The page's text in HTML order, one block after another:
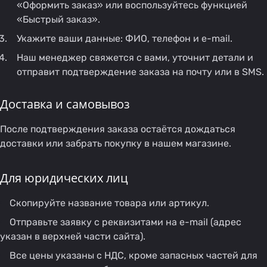
«Оформить заказ» или воспользуйтесь функцией
«Быстрый заказ».
Укажите ваши данные: ФИО, телефон и e-mail.
Наш менеджер свяжется с вами, уточнит детали и
отправит подтверждение заказа на почту или в SMS.
Доставка и самовывоз
После подтверждения заказа остаётся дождаться
доставки или забрать покупку в нашем магазине.
Для юридических лиц
Скопируйте название товара или артикул.
Отправьте заявку с реквизитами на e-mail (адрес
указан в верхней части сайта).
Все цены указаны с НДС, кроме запасных частей для